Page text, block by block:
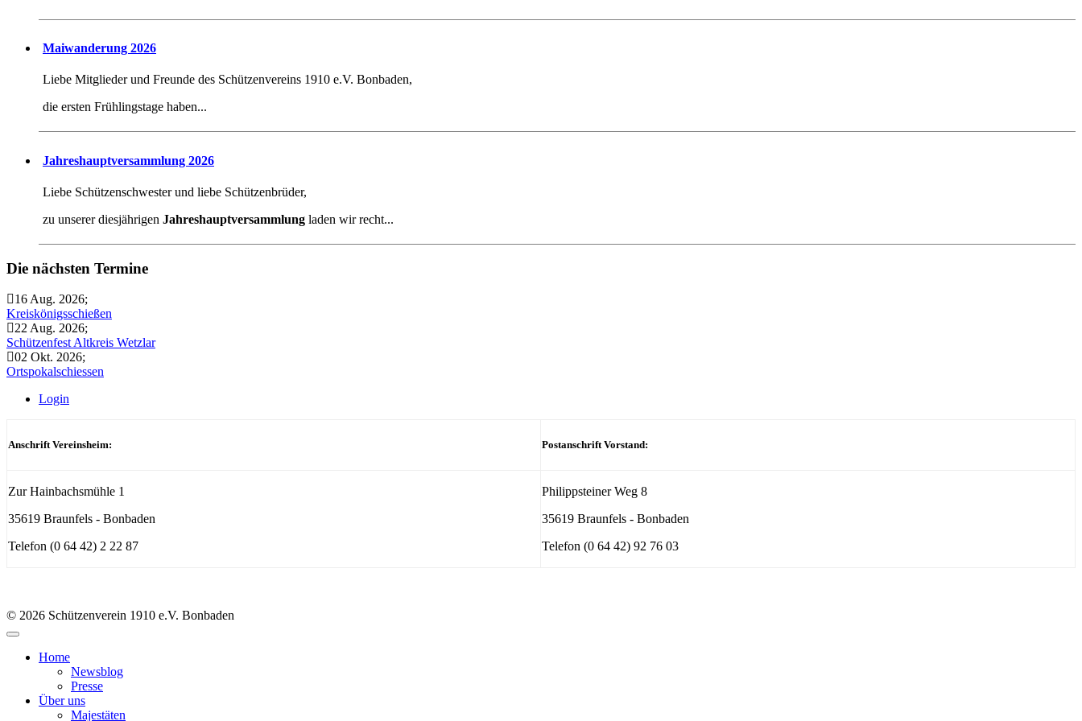
Maiwanderung 2026
Liebe Mitglieder und Freunde des Schützenvereins 1910 e.V. Bonbaden,
die ersten Frühlingstage haben...
Jahreshauptversammlung 2026
Liebe Schützenschwester und liebe Schützenbrüder,
zu unserer diesjährigen Jahreshauptversammlung laden wir recht...
Die nächsten Termine
16 Aug. 2026;
Kreiskönigsschießen
22 Aug. 2026;
Schützenfest Altkreis Wetzlar
02 Okt. 2026;
Ortspokalschiessen
Login
Anschrift Vereinsheim: Postanschrift Vorstand:
Zur Hainbachsmühle 1
35619 Braunfels - Bonbaden
Telefon (0 64 42) 2 22 87
Philippsteiner Weg 8
35619 Braunfels - Bonbaden
Telefon (0 64 42) 92 76 03
© 2026 Schützenverein 1910 e.V. Bonbaden
Home
Newsblog
Presse
Über uns
Majestäten